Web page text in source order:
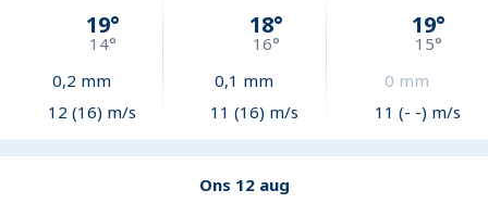
19°
14°
0,2 mm
12 (16) m/s
18°
16°
0,1 mm
11 (16) m/s
19°
15°
0 mm
11 (- -) m/s
Ons 12 aug